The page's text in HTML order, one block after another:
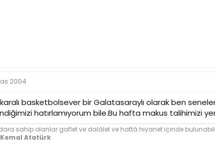
2004
basketbolsever bir Galatasaraylı olarak ben
hatırlamıyorum bile.Bu hafta makus talihimizi
sahip olanlar gaflet ve dalâlet ve hattâ hıyanet içinde
Kemal Atatürk